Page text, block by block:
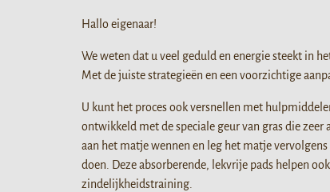
Hallo eigenaar!
We weten dat u veel geduld en energie steekt in
Met de juiste strategieën en een voorzichtige
U kunt het proces ook versnellen met
ontwikkeld met de speciale geur van gras die
aan het matje wennen en leg het matje
doen. Deze absorberende, lekvrije pads helpen
zindelijkheidstraining.